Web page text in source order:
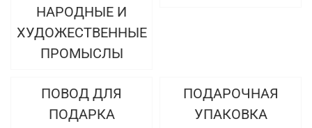
НАРОДНЫЕ И
ХУДОЖЕСТВЕННЫЕ
ПРОМЫСЛЫ
ПОВОД ДЛЯ
ПОДАРКА
ПОДАРОЧНАЯ
УПАКОВКА